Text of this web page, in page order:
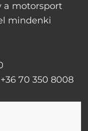
a motorsport
mindenki
+36 70 350 8008